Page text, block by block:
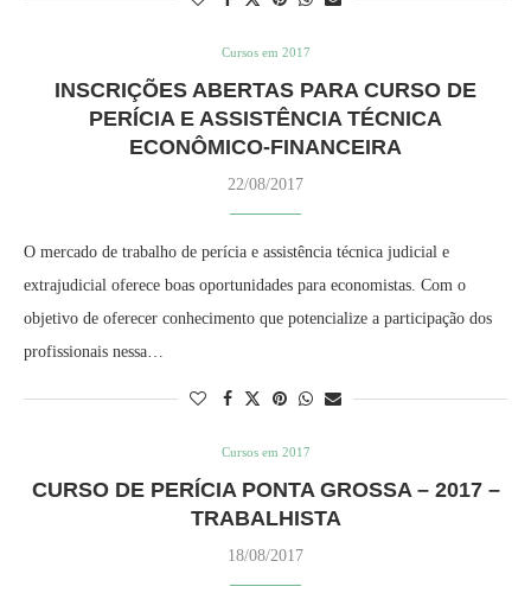
Cursos em 2017
INSCRIÇÕES ABERTAS PARA CURSO DE
PERÍCIA E ASSISTÊNCIA TÉCNICA
ECONÔMICO-FINANCEIRA
22/08/2017
O mercado de trabalho de perícia e assistência técnica judicial e
extrajudicial oferece boas oportunidades para economistas. Com o
objetivo de oferecer conhecimento que potencialize a participação dos
profissionais nessa…
Cursos em 2017
CURSO DE PERÍCIA PONTA GROSSA – 2017 –
TRABALHISTA
18/08/2017